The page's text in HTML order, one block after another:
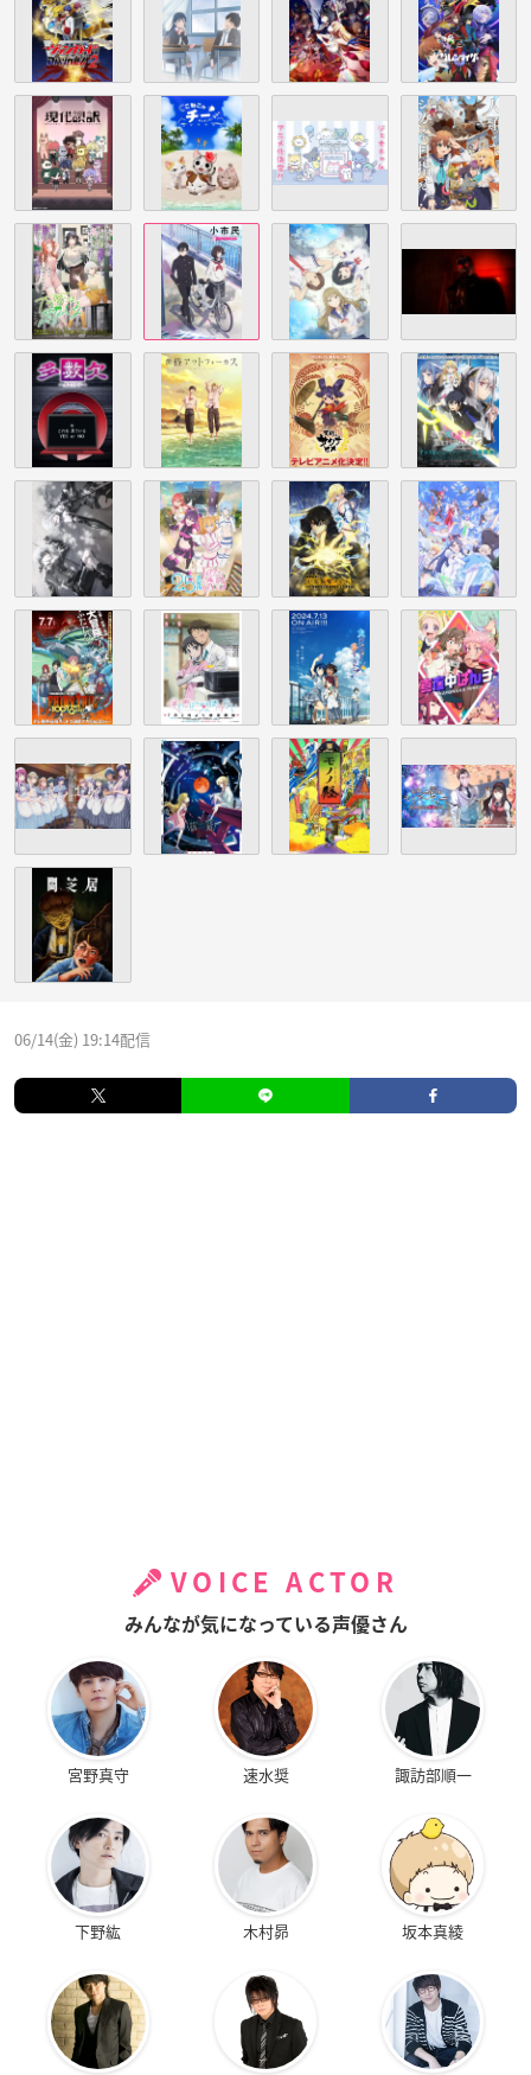
06/14(金) 19:14配信
VOICE ACTOR
みんなが気になっている声優さん
宮野真守 速水奨 諏訪部順一
下野紘 木村昴 坂本真綾